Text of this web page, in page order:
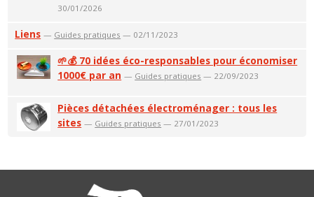
30/01/2026
Liens — Guides pratiques — 02/11/2023
🌱💰 70 idées éco-responsables pour économiser
1000€ par an — Guides pratiques — 22/09/2023
Pièces détachées électroménager : tous les
sites — Guides pratiques — 27/01/2023